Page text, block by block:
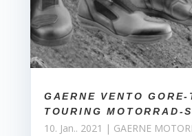
GAERNE VENTO GORE-
TOURING MOTORRAD-
10. Jan.. 2021 | GAERNE